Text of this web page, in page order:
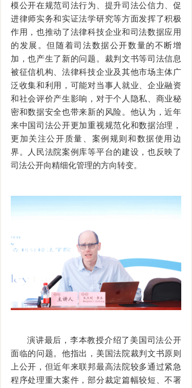
模公开在规范司法行为、提升司法公信力、促
进律师实务和实证法学研究等方面发挥了积极
作用，也推动了法律科技企业和司法数据应用
的发展。但随着司法数据公开数量的不断增
加，也产生了新的问题。裁判文书等司法信息
被征信机构、法律科技企业及其他市场主体广
泛收集和利用，可能对当事人就业、企业融资
和社会评价产生影响，对于个人隐私、商业秘
密和数据安全也带来新的风险。他认为，近年
来中国司法公开更加重视规范化和数据治理，
更加关注公开质量、案例规则和数据使用边
界。人民法院案例库等平台的建设，也反映了
司法公开向精细化管理的方向转变。
演讲最后，李本教授介绍了美国司法公开
面临的问题。他指出，美国法院裁判文书原则
上公开，但近年来联邦最高法院较多通过紧急
程序处理重大案件，部分裁定篇幅较短、不署